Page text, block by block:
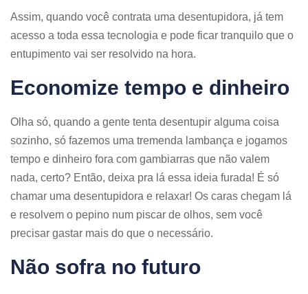
Assim, quando você contrata uma desentupidora, já tem
acesso a toda essa tecnologia e pode ficar tranquilo que o
entupimento vai ser resolvido na hora.
Economize tempo e dinheiro
Olha só, quando a gente tenta desentupir alguma coisa
sozinho, só fazemos uma tremenda lambança e jogamos
tempo e dinheiro fora com gambiarras que não valem
nada, certo? Então, deixa pra lá essa ideia furada! É só
chamar uma desentupidora e relaxar! Os caras chegam lá
e resolvem o pepino num piscar de olhos, sem você
precisar gastar mais do que o necessário.
Não sofra no futuro